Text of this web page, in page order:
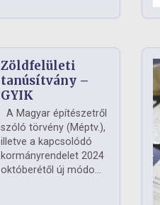
Zöldfelületi
tanúsítvány –
GYIK
A Magyar építészetről
szóló törvény (Méptv.),
illetve a kapcsolódó
kormányrendelet 2024
októberétől új módo...